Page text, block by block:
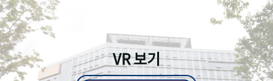
정책과 연구
간행물 변천사
기록물 아카이브 VR 보기